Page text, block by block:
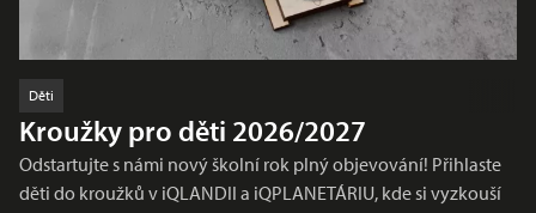
Děti
Kroužky pro děti 2026/2027
Odstartujte s námi nový školní rok plný objevování! Přihlaste
děti do kroužků v iQLANDII a iQPLANETÁRIU, kde si vyzkouší